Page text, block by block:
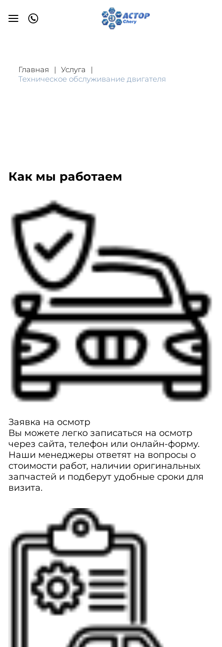
Главная
Услуга
Техническое обслуживание двигателя
Как мы работаем
Заявка на осмотр
Вы можете легко записаться на осмотр
через сайта, телефон или онлайн-форму.
Наши менеджеры ответят на вопросы о
стоимости работ, наличии оригинальных
запчастей и подберут удобные сроки для
визита.